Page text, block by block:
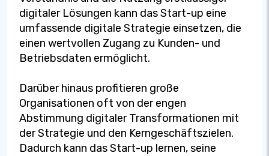
digitaler Lösungen kann das Start-up eine
umfassende digitale Strategie einsetzen, die
einen wertvollen Zugang zu Kunden- und
Betriebsdaten ermöglicht.
Darüber hinaus profitieren große
Organisationen oft von der engen
Abstimmung digitaler Transformationen mit
der Strategie und den Kerngeschäftszielen.
Dadurch kann das Start-up lernen, seine